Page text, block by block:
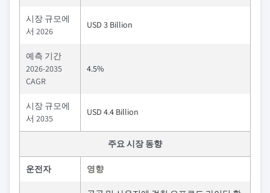
시장 규모에
서 2026
USD 3 Billion
예측 기간
2026-2035
CAGR
4.5%
시장 규모에
서 2035
USD 4.4 Billion
주요 시장 동향
운전자 영향